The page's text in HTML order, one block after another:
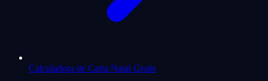
Calculadora de Carta Natal Gratis